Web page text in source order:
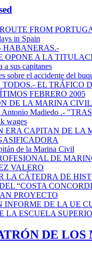
FROM
in Spain
HABANERAS.-
OPONE A LA
sus capitanes
sobre el accidente del
EL TRÁFICO
FEBRERO 2005
DE LA MARINA CIVIL
Antonio Madiedo .-
wages
ERA CAPITAN DE LA
de la Marina Civil
DE
VALERO
LA CÁTEDRA DE
“COSTA
PROYECTO
DE LA UE
LA ESCUELA
DE